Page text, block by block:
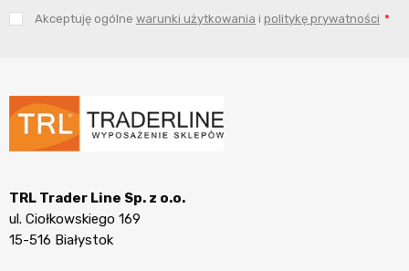
Akceptuję ogólne warunki użytkowania i politykę prywatności
TRL Trader Line Sp. z o.o.
ul. Ciołkowskiego 169
15-516 Białystok